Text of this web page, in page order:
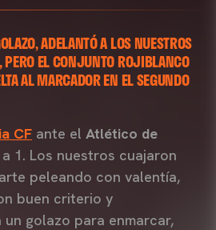
ADELANTÓ A LOS NUESTROS
PERO EL CONJUNTO ROJIBLANCO
AL MARCADOR EN EL SEGUNDO
CF ante el Atlético de
1. Los nuestros cuajaron
peleando con valentía,
buen criterio y
golazo para enmarcar,